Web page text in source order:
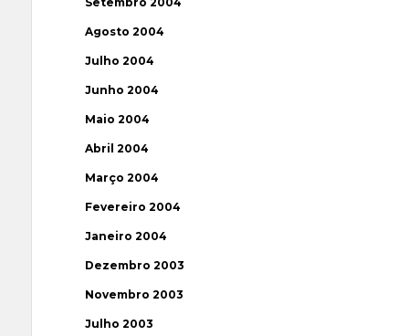
Agosto 2004
Julho 2004
Junho 2004
Maio 2004
Abril 2004
Março 2004
Fevereiro 2004
Janeiro 2004
Dezembro 2003
Novembro 2003
Julho 2003